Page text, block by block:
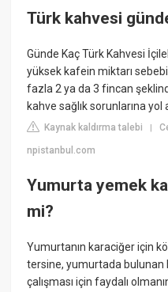
Türk kahvesi
Günde Kaç Türk Kahvesi
yüksek kafein miktarı
fazla 2 ya da 3 fincan
kahve sağlık sorunlarına yol
Kaynak kaldırma talebi |
npistanbul.com
Yumurta yemek
mi?
Yumurtanın karaciğer için
tersine, yumurtada bulunan
çalışması için faydalı